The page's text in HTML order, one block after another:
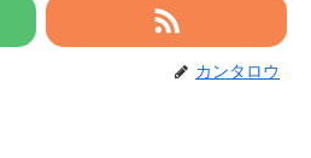
カンタロウ